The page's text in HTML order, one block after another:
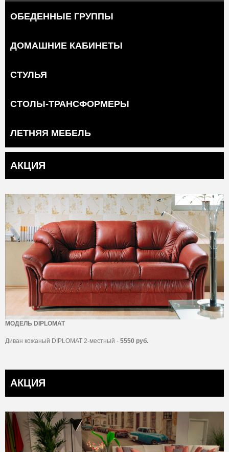
ОБЕДЕННЫЕ ГРУППЫ
ДОМАШНИЕ КАБИНЕТЫ
СТУЛЬЯ
СТОЛЫ-ТРАНСФОРМЕРЫ
ЛЕТНЯЯ МЕБЕЛЬ
АКЦИЯ
МОДЕЛЬ DIPLOMAT
Диван кожаный DIPLOMAT 2-местный - 5550 руб.
АКЦИЯ